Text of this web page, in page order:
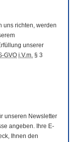
uns richten, werden
unserer
GVO i.V.m. § 3
unseren Newsletter
angeben. Ihre E-
Ihnen den